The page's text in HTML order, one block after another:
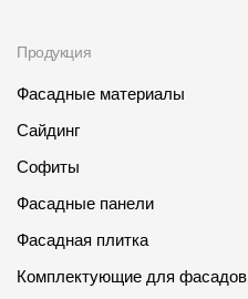
Продукция
Фасадные материалы
Сайдинг
Софиты
Фасадные панели
Фасадная плитка
Комплектующие для фасадов